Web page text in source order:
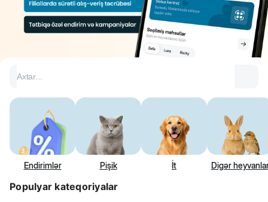
Kateqoriyalar
Endirimlər Pişik İt Digər
Populyar kateqoriyalar